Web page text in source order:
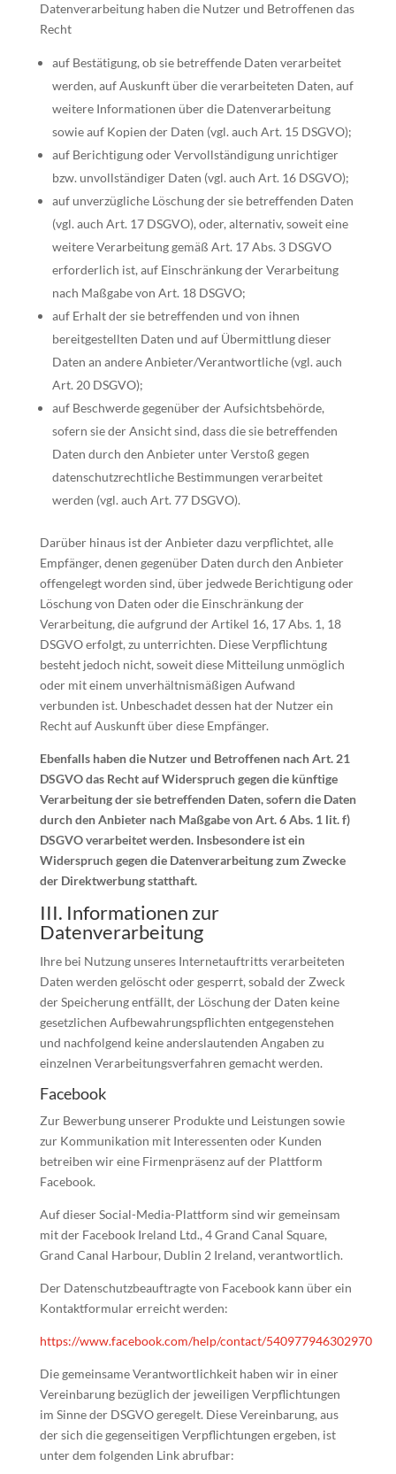
Datenverarbeitung haben die Nutzer und Betroffenen das
Recht
auf Bestätigung, ob sie betreffende Daten verarbeitet
werden, auf Auskunft über die verarbeiteten Daten, auf
weitere Informationen über die Datenverarbeitung
sowie auf Kopien der Daten (vgl. auch Art. 15 DSGVO);
auf Berichtigung oder Vervollständigung unrichtiger
bzw. unvollständiger Daten (vgl. auch Art. 16 DSGVO);
auf unverzügliche Löschung der sie betreffenden Daten
(vgl. auch Art. 17 DSGVO), oder, alternativ, soweit eine
weitere Verarbeitung gemäß Art. 17 Abs. 3 DSGVO
erforderlich ist, auf Einschränkung der Verarbeitung
nach Maßgabe von Art. 18 DSGVO;
auf Erhalt der sie betreffenden und von ihnen
bereitgestellten Daten und auf Übermittlung dieser
Daten an andere Anbieter/Verantwortliche (vgl. auch
Art. 20 DSGVO);
auf Beschwerde gegenüber der Aufsichtsbehörde,
sofern sie der Ansicht sind, dass die sie betreffenden
Daten durch den Anbieter unter Verstoß gegen
datenschutzrechtliche Bestimmungen verarbeitet
werden (vgl. auch Art. 77 DSGVO).
Darüber hinaus ist der Anbieter dazu verpflichtet, alle
Empfänger, denen gegenüber Daten durch den Anbieter
offengelegt worden sind, über jedwede Berichtigung oder
Löschung von Daten oder die Einschränkung der
Verarbeitung, die aufgrund der Artikel 16, 17 Abs. 1, 18
DSGVO erfolgt, zu unterrichten. Diese Verpflichtung
besteht jedoch nicht, soweit diese Mitteilung unmöglich
oder mit einem unverhältnismäßigen Aufwand
verbunden ist. Unbeschadet dessen hat der Nutzer ein
Recht auf Auskunft über diese Empfänger.
Ebenfalls haben die Nutzer und Betroffenen nach Art. 21
DSGVO das Recht auf Widerspruch gegen die künftige
Verarbeitung der sie betreffenden Daten, sofern die Daten
durch den Anbieter nach Maßgabe von Art. 6 Abs. 1 lit. f)
DSGVO verarbeitet werden. Insbesondere ist ein
Widerspruch gegen die Datenverarbeitung zum Zwecke
der Direktwerbung statthaft.
III. Informationen zur
Datenverarbeitung
Ihre bei Nutzung unseres Internetauftritts verarbeiteten
Daten werden gelöscht oder gesperrt, sobald der Zweck
der Speicherung entfällt, der Löschung der Daten keine
gesetzlichen Aufbewahrungspflichten entgegenstehen
und nachfolgend keine anderslautenden Angaben zu
einzelnen Verarbeitungsverfahren gemacht werden.
Facebook
Zur Bewerbung unserer Produkte und Leistungen sowie
zur Kommunikation mit Interessenten oder Kunden
betreiben wir eine Firmenpräsenz auf der Plattform
Facebook.
Auf dieser Social-Media-Plattform sind wir gemeinsam
mit der Facebook Ireland Ltd., 4 Grand Canal Square,
Grand Canal Harbour, Dublin 2 Ireland, verantwortlich.
Der Datenschutzbeauftragte von Facebook kann über ein
Kontaktformular erreicht werden:
https://www.facebook.com/help/contact/540977946302970
Die gemeinsame Verantwortlichkeit haben wir in einer
Vereinbarung bezüglich der jeweiligen Verpflichtungen
im Sinne der DSGVO geregelt. Diese Vereinbarung, aus
der sich die gegenseitigen Verpflichtungen ergeben, ist
unter dem folgenden Link abrufbar: